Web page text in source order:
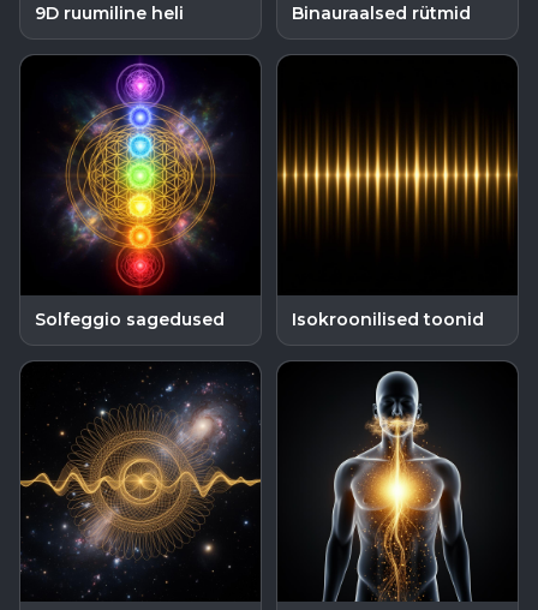
9D ruumiline heli Binauraalsed rütmid
Solfeggio sagedused Isokroonilised toonid